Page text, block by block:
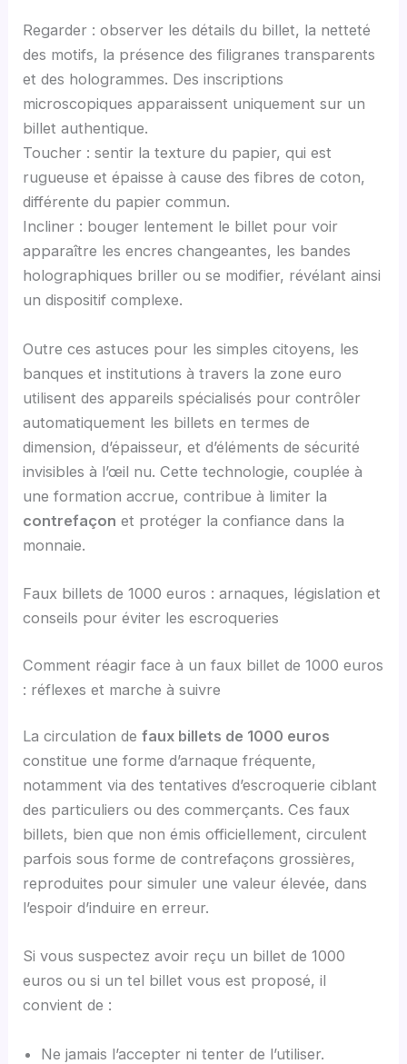
Regarder : observer les détails du billet, la netteté
des motifs, la présence des filigranes transparents
et des hologrammes. Des inscriptions
microscopiques apparaissent uniquement sur un
billet authentique.
Toucher : sentir la texture du papier, qui est
rugueuse et épaisse à cause des fibres de coton,
différente du papier commun.
Incliner : bouger lentement le billet pour voir
apparaître les encres changeantes, les bandes
holographiques briller ou se modifier, révélant ainsi
un dispositif complexe.
Outre ces astuces pour les simples citoyens, les
banques et institutions à travers la zone euro
utilisent des appareils spécialisés pour contrôler
automatiquement les billets en termes de
dimension, d’épaisseur, et d’éléments de sécurité
invisibles à l’œil nu. Cette technologie, couplée à
une formation accrue, contribue à limiter la
contrefaçon et protéger la confiance dans la
monnaie.
Faux billets de 1000 euros : arnaques, législation et
conseils pour éviter les escroqueries
Comment réagir face à un faux billet de 1000 euros
: réflexes et marche à suivre
La circulation defaux billets de 1000 euros
constitue une forme d’arnaque fréquente,
notamment via des tentatives d’escroquerie ciblant
des particuliers ou des commerçants. Ces faux
billets, bien que non émis officiellement, circulent
parfois sous forme de contrefaçons grossières,
reproduites pour simuler une valeur élevée, dans
l’espoir d’induire en erreur.
Si vous suspectez avoir reçu un billet de 1000
euros ou si un tel billet vous est proposé, il
convient de :
Ne jamais l’accepter ni tenter de l’utiliser.